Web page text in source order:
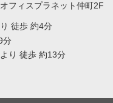
フィスプラネット仲町2F
徒歩 約4分
分
り 徒歩 約13分